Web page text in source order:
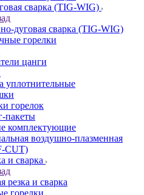
сварка (TIG-WIG)
дуговая сварка (TIG-WIG)
горелки
цанги
уплотнительные
горелок
пакеты
комплектующие
воздушно-плазменная
CUT)
и сварка
резка и сварка
горелки